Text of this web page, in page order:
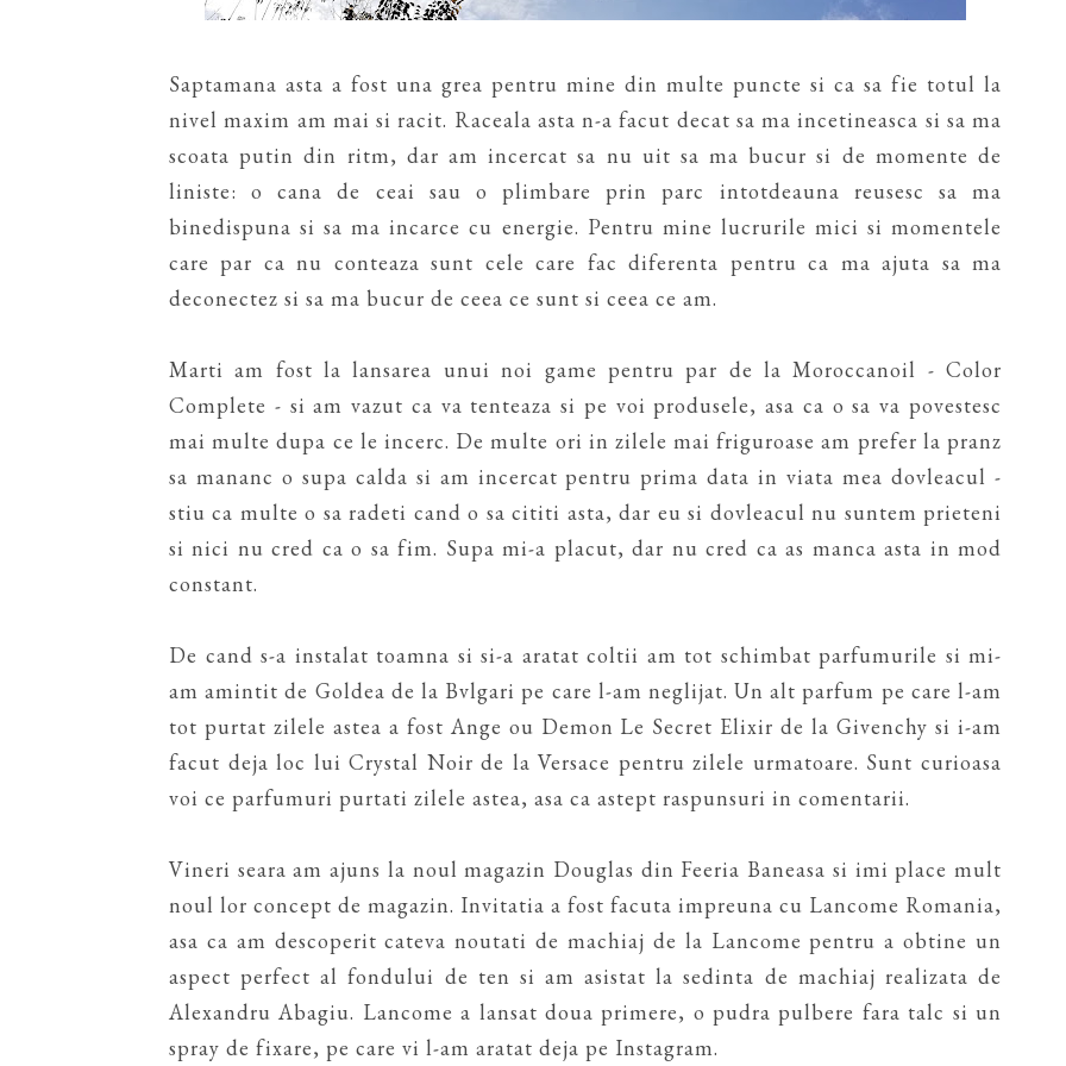
Saptamana asta a fost una grea pentru mine din multe puncte si ca sa fie totul la
nivel maxim am mai si racit. Raceala asta n-a facut decat sa ma incetineasca si sa ma
scoata putin din ritm, dar am incercat sa nu uit sa ma bucur si de momente de
liniste: o cana de ceai sau o plimbare prin parc intotdeauna reusesc sa ma
binedispuna si sa ma incarce cu energie. Pentru mine lucrurile mici si momentele
care par ca nu conteaza sunt cele care fac diferenta pentru ca ma ajuta sa ma
deconectez si sa ma bucur de ceea ce sunt si ceea ce am.
Marti am fost la lansarea unui noi game pentru par de la Moroccanoil - Color
Complete - si am vazut ca va tenteaza si pe voi produsele, asa ca o sa va povestesc
mai multe dupa ce le incerc. De multe ori in zilele mai friguroase am prefer la pranz
sa mananc o supa calda si am incercat pentru prima data in viata mea dovleacul -
stiu ca multe o sa radeti cand o sa cititi asta, dar eu si dovleacul nu suntem prieteni
si nici nu cred ca o sa fim. Supa mi-a placut, dar nu cred ca as manca asta in mod
constant.
De cand s-a instalat toamna si si-a aratat coltii am tot schimbat parfumurile si mi-
am amintit de Goldea de la Bvlgari pe care l-am neglijat. Un alt parfum pe care l-am
tot purtat zilele astea a fost Ange ou Demon Le Secret Elixir de la Givenchy si i-am
facut deja loc lui Crystal Noir de la Versace pentru zilele urmatoare. Sunt curioasa
voi ce parfumuri purtati zilele astea, asa ca astept raspunsuri in comentarii.
Vineri seara am ajuns la noul magazin Douglas din Feeria Baneasa si imi place mult
noul lor concept de magazin. Invitatia a fost facuta impreuna cu Lancome Romania,
asa ca am descoperit cateva noutati de machiaj de la Lancome pentru a obtine un
aspect perfect al fondului de ten si am asistat la sedinta de machiaj realizata de
Alexandru Abagiu. Lancome a lansat doua primere, o pudra pulbere fara talc si un
spray de fixare, pe care vi l-am aratat deja pe Instagram.